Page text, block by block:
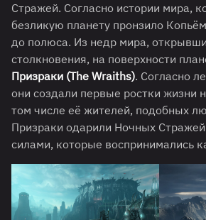
Стражей. Согласно истории мира,
безликую планету пронзило
до полюса. Из недр мира,
столкновения, на поверхности
Призраки (The Wraiths). Согласно
они создали первые ростки жизни
том числе её жителей, подобных
Призраки одарили Ночных
силами, которые воспринимались